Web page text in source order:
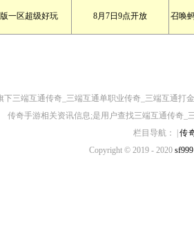
一区超级好玩 8月7日9点开放 召唤
下三端互通传奇_三端互通单职业传奇_三端互通
传奇手游相关资讯信息;是用户查找三端互通传奇_
栏目导航： |传
Copyright © 2019 - 2020 sf999